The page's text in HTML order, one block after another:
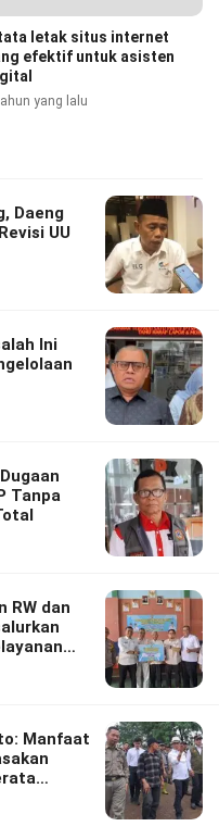
letak situs internet
efektif untuk asisten
yang lalu
Daeng
UU
Ini
Tanpa
RW dan
Manfaat